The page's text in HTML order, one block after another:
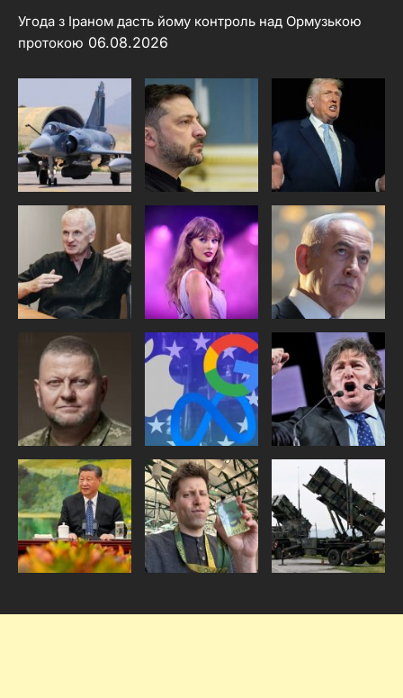
Угода з Іраном дасть йому контроль над Ормузькою
протокою 06.08.2026